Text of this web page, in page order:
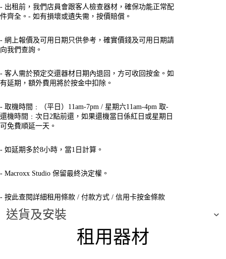
- 出租前，我們店員會跟客人檢查器材，確保功能正常配
件齊全。- 如有損壞或遺失需，按價賠償。
- 網上報價及可用日期只供參考，確實價錢及可用日期請
向我們查詢。
- 客人需於預定交還器材日期內退回，方可收回按金。如
有延期，額外費用將於按金中扣除。
- 取機時間﹕（平日）11am-7pm / 星期六11am-4pm 取-
還機時間﹕次日2點前還，如果還機當日係紅日或星期日
可免費順延一天。
- 如延期多於8小時，當1日計算。
- Macroxx Studio 保留最終決定權。
- 按此查閱詳細租用條款 / 付款方式 / 信用卡按金條款
送貨及安裝
租用器材